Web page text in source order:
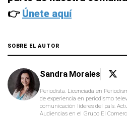
👉 Únete aquí
SOBRE EL AUTOR
Sandra Morales
Periodista. Licenciada en
de experiencia en periodismo
comunicación líderes del país.
Audiencias en el Grupo El